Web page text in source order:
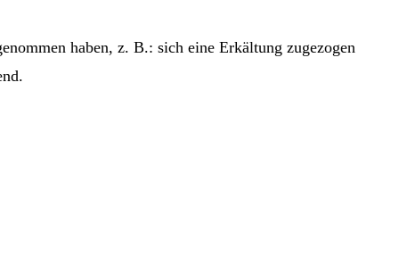
haben, z. B.: sich eine Erkäl­tung zuge­zo­gen